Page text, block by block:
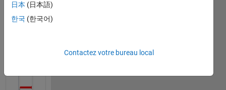
container.
日本 (日本語)
한국 (한국어)
Contactez votre bureau local